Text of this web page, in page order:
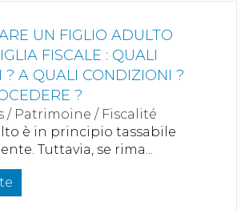
UN FIGLIO ADULTO
FISCALE : QUALI
? A QUALI CONDIZIONI ?
?
/ Patrimoine / Fiscalité
è in principio tassabile
Tuttavia, se rima...